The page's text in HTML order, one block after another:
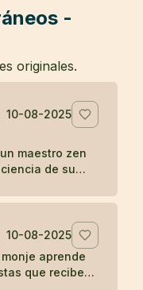
-
originales.
10-08-2025
maestro zen
de su
10-08-2025
aprende
que recibe